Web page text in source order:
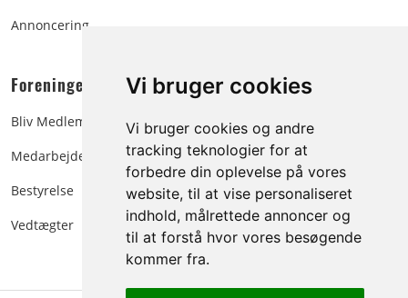
Vi bruger cookies
Vi bruger cookies og andre
tracking teknologier for at
forbedre din oplevelse på vores
website, til at vise personaliseret
indhold, målrettede annoncer og
til at forstå hvor vores besøgende
kommer fra.
Annoncering
Foreningen:
Bliv Medlem
Medarbejdere
Bestyrelse
Vedtægter